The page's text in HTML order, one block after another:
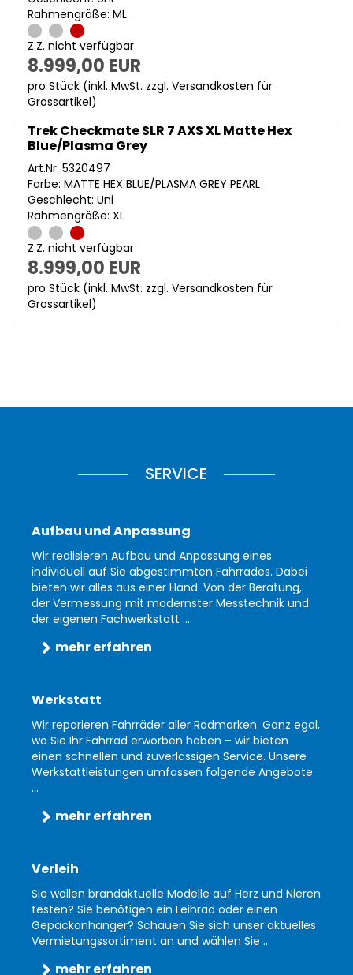
Rahmengröße: ML
Z.Z. nicht verfügbar
8.999,00 EUR
pro Stück (inkl. MwSt. zzgl. Versandkosten für
Grossartikel)
Trek Checkmate SLR 7 AXS XL Matte Hex
Blue/Plasma Grey
Art.Nr. 5320497
Farbe: MATTE HEX BLUE/PLASMA GREY PEARL
Geschlecht: Uni
Rahmengröße: XL
Z.Z. nicht verfügbar
8.999,00 EUR
pro Stück (inkl. MwSt. zzgl. Versandkosten für
Grossartikel)
SERVICE
Aufbau und Anpassung
Wir realisieren Aufbau und Anpassung eines
individuell auf Sie abgestimmten Fahrrades. Dabei
bieten wir alles aus einer Hand. Von der Beratung,
der Vermessung mit modernster Messtechnik und
der eigenen Fachwerkstatt ...
mehr erfahren
Werkstatt
Wir reparieren Fahrräder aller Radmarken. Ganz egal,
wo Sie Ihr Fahrrad erworben haben – wir bieten
einen schnellen und zuverlässigen Service. Unsere
Werkstattleistungen umfassen folgende Angebote
...
mehr erfahren
Verleih
Sie wollen brandaktuelle Modelle auf Herz und Nieren
testen? Sie benötigen ein Leihrad oder einen
Gepäckanhänger? Schauen Sie sich unser aktuelles
Vermietungssortiment an und wählen Sie ...
mehr erfahren